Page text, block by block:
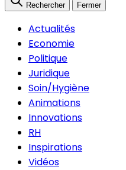
Rechercher Fermer
Actualités
Economie
Politique
Juridique
Soin/Hygiène
Animations
Innovations
RH
Inspirations
Vidéos